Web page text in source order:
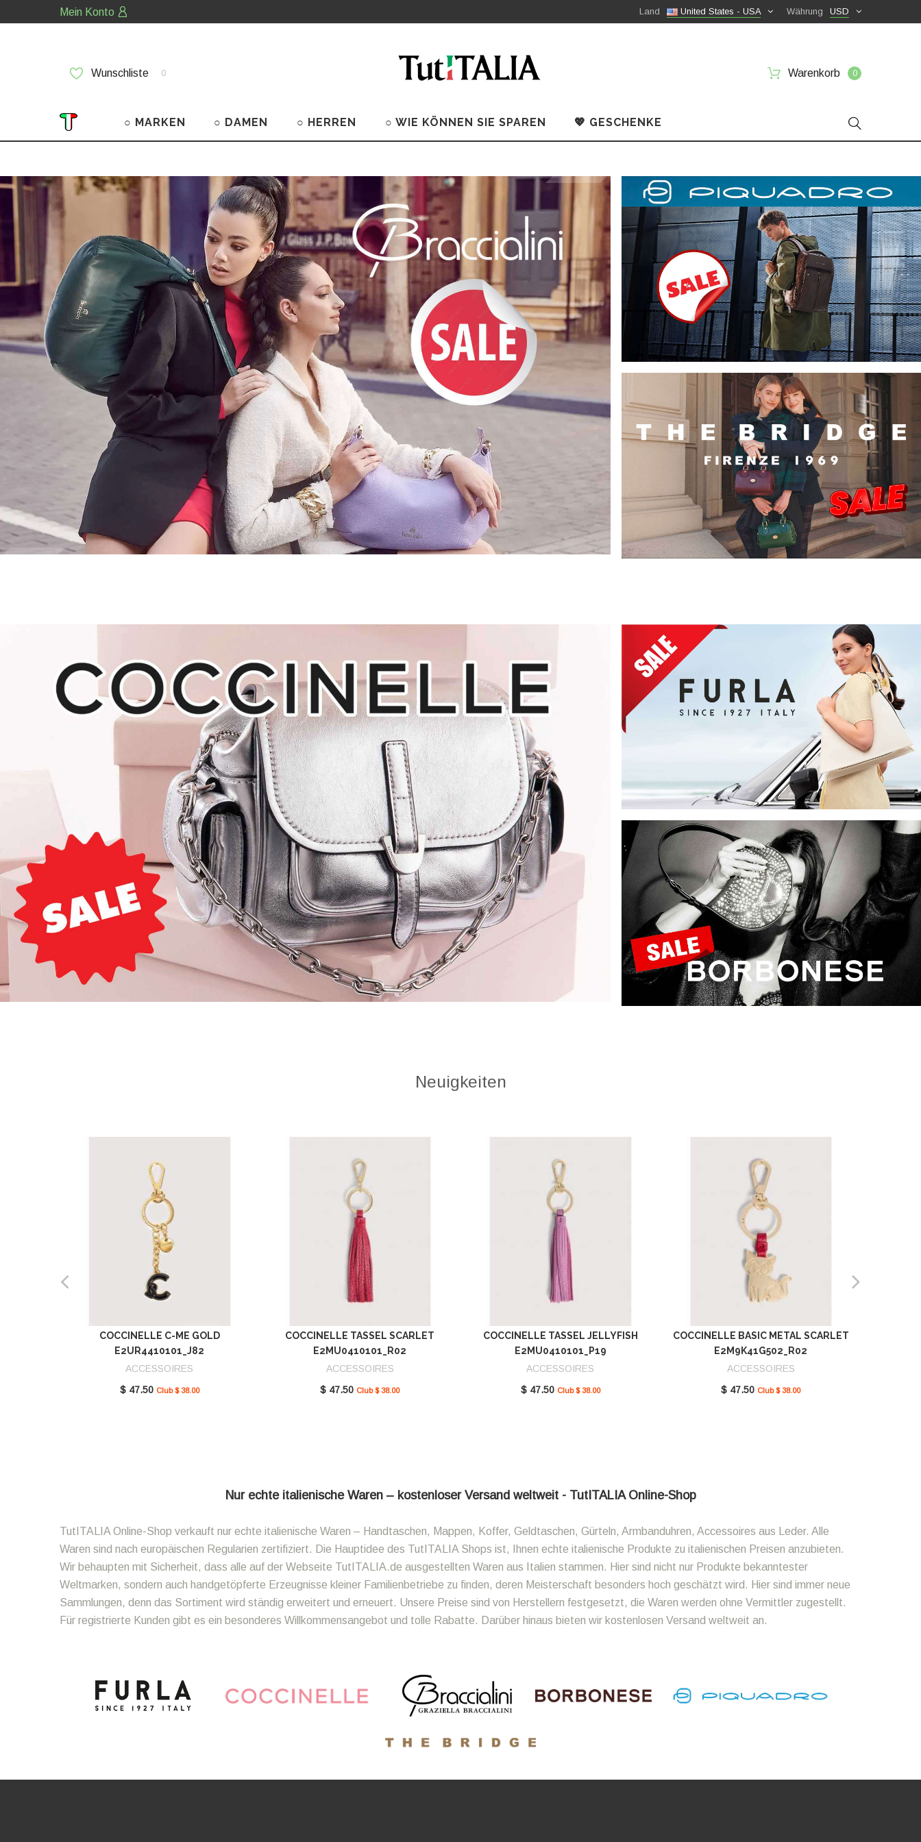
Mein Konto USD
Währung
United States - USA
Land
Wunschliste 0 Warenkorb 0
○ MARKEN ○ DAMEN ○ HERREN ○ WIE KÖNNEN SIE SPAREN 💖 GESCHENKE
Neuigkeiten
COCCINELLE C-ME GOLD
E2UR4410101_J82
ACCESSOIRES
$ 47.50 Club $ 38.00
COCCINELLE TASSEL SCARLET
E2MU0410101_R02
ACCESSOIRES
$ 47.50 Club $ 38.00
COCCINELLE TASSEL JELLYFISH
E2MU0410101_P19
ACCESSOIRES
$ 47.50 Club $ 38.00
COCCINELLE BASIC METAL SCARLET
E2M9K41G502_R02
ACCESSOIRES
$ 47.50 Club $ 38.00
Nur echte italienische Waren – kostenloser Versand weltweit - TutITALIA Online-Shop
TutITALIA Online-Shop verkauft nur echte italienische Waren – Handtaschen, Mappen, Koffer, Geldtaschen, Gürteln, Armbanduhren, Accessoires aus Leder. Alle
Waren sind nach europäischen Regularien zertifiziert. Die Hauptidee des TutITALIA Shops ist, Ihnen echte italienische Produkte zu italienischen Preisen anzubieten.
Wir behaupten mit Sicherheit, dass alle auf der Webseite TutITALIA.de ausgestellten Waren aus Italien stammen. Hier sind nicht nur Produkte bekanntester
Weltmarken, sondern auch handgetöpferte Erzeugnisse kleiner Familienbetriebe zu finden, deren Meisterschaft besonders hoch geschätzt wird. Hier sind immer neue
Sammlungen, denn das Sortiment wird ständig erweitert und erneuert. Unsere Preise sind von Herstellern festgesetzt, die Waren werden ohne Vermittler zugestellt.
Für registrierte Kunden gibt es ein besonderes Willkommensangebot und tolle Rabatte. Darüber hinaus bieten wir kostenlosen Versand weltweit an.